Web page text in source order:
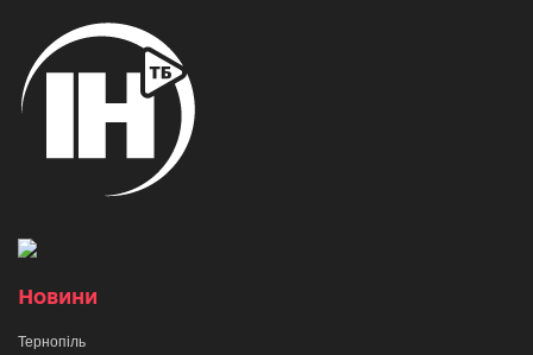
Новини
Тернопіль